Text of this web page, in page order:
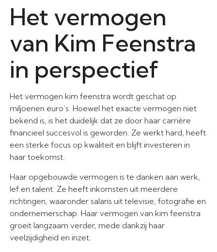
Het vermogen
van Kim Feenstra
in perspectief
Het vermogen kim feenstra wordt geschat op
miljoenen euro’s. Hoewel het exacte vermogen niet
bekend is, is het duidelijk dat ze door haar carrière
financieel succesvol is geworden. Ze werkt hard, heeft
een sterke focus op kwaliteit en blijft investeren in
haar toekomst.
Haar opgebouwde vermogen is te danken aan werk,
lef en talent. Ze heeft inkomsten uit meerdere
richtingen, waaronder salaris uit televisie, fotografie en
ondernemerschap. Haar vermogen van kim feenstra
groeit langzaam verder, mede dankzij haar
veelzijdigheid en inzet.